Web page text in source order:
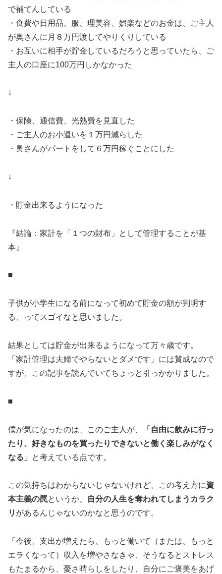
で補てんしている
・食費や日用品、服、理美容、娯楽などのお金は、ご主人
が奥さんに月８万円渡してやりくりしている
・お互いに相手が貯金しているだろうと思っていたら、ご
主人の口座に100万円しかなかった
↓
・保険、通信費、光熱費を見直した
・ご主人のお小遣いを１万円減らした
・奥さんがパートをして６万円稼ぐことにした
↓
・貯金出来るようになった
『結論：家計を「１つの財布」として管理することが基
本』
■
子供が小学生になる前になって初めて貯金の額が判明す
る、ってスゴイなと思いました。
結果としては貯金が出来るようになって万々歳です。
「家計管理は夫婦でやらないとダメです」には賛成なので
すが、この記事を読んでいてちょっと引っかかりました。
■
僕が気になったのは、このご主人が、
「自由に飲みに行っ
たり、好きなものを買ったりできないと働く楽しみがなく
なる」
と考えている点です。
この気持ちはわからないじゃないけれど、この考え方に資
本主義の罠というか、
自分の人生を奪われてしまうカラク
リ があるんじゃないのかなと思うのです。
「今後、支出が増えたら、もっと働いて（または、もっと
エラくなって）収入を増やさなきゃ、そうなるとストレス
もたまるから、憂さ晴らしをしたり、自分にご褒美をあげ